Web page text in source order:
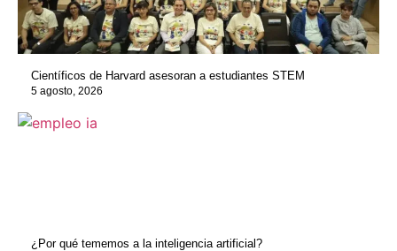
Científicos de Harvard asesoran a estudiantes STEM
5 agosto, 2026
¿Por qué tememos a la inteligencia artificial?